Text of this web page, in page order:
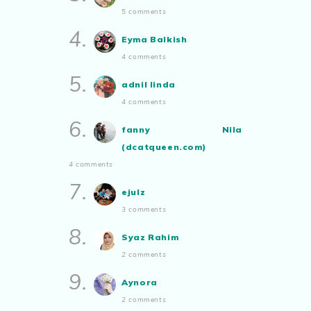
tiktok mencipta sajak:“Siapa yg ada
bakat tu bolehlah try.. ayuh!
Air Tangan Kak Ipar Bahagian 2
5 comments
4. Eyma Balkish
4 comments
5. adnil linda
4 comments
6.
fanny Nila
(dcatqueen.com)
4 comments
7. ejulz
3 comments
8. Syaz Rahim
2 comments
9. Aynora
2 comments